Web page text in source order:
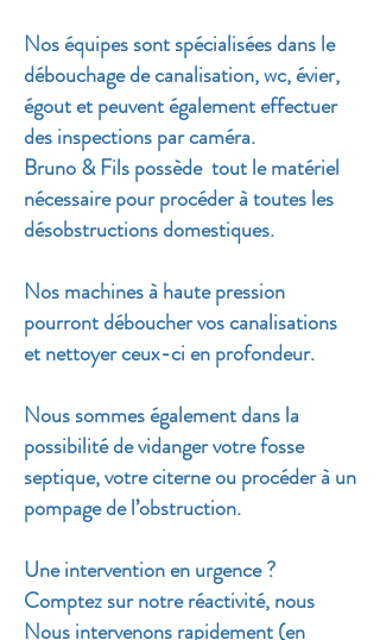
Nos équipes sont spécialisées dans le
débouchage de canalisation, wc, évier,
égout et peuvent également effectuer
des inspections par caméra.
Bruno & Fils possède tout le matériel
nécessaire pour procéder à toutes les
désobstructions domestiques.
Nos machines à haute pression
pourront déboucher vos canalisations
et nettoyer ceux-ci en profondeur.
Nous sommes également dans la
possibilité de vidanger votre fosse
septique, votre citerne ou procéder à un
pompage de l’obstruction.
Une intervention en urgence ?
Comptez sur notre réactivité, nous
Nous intervenons rapidement (en